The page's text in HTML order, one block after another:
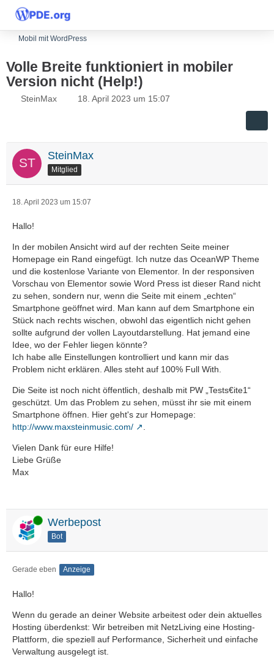
Mobil mit WordPress
Volle Breite funktioniert in mobiler
Version nicht (Help!)
SteinMax 18. April 2023 um 15:07
SteinMax
Mitglied
18. April 2023 um 15:07
Hallo!
In der mobilen Ansicht wird auf der rechten Seite meiner
Homepage ein Rand eingefügt. Ich nutze das OceanWP Theme
und die kostenlose Variante von Elementor. In der responsiven
Vorschau von Elementor sowie Word Press ist dieser Rand nicht
zu sehen, sondern nur, wenn die Seite mit einem „echten“
Smartphone geöffnet wird. Man kann auf dem Smartphone ein
Stück nach rechts wischen, obwohl das eigentlich nicht gehen
sollte aufgrund der vollen Layoutdarstellung. Hat jemand eine
Idee, wo der Fehler liegen könnte?
Ich habe alle Einstellungen kontrolliert und kann mir das
Problem nicht erklären. Alles steht auf 100% Full With.
Die Seite ist noch nicht öffentlich, deshalb mit PW „Tests€ite1“
geschützt. Um das Problem zu sehen, müsst ihr sie mit einem
Smartphone öffnen. Hier geht's zur Homepage:
http://www.maxsteinmusic.com/
Vielen Dank für eure Hilfe!
Liebe Grüße
Max
Online Werbepost
Bot
Gerade eben Anzeige
Hallo!
Wenn du gerade an deiner Website arbeitest oder dein aktuelles
Hosting überdenkst: Wir betreiben mit NetzLiving eine Hosting-
Plattform, die speziell auf Performance, Sicherheit und einfache
Verwaltung ausgelegt ist.